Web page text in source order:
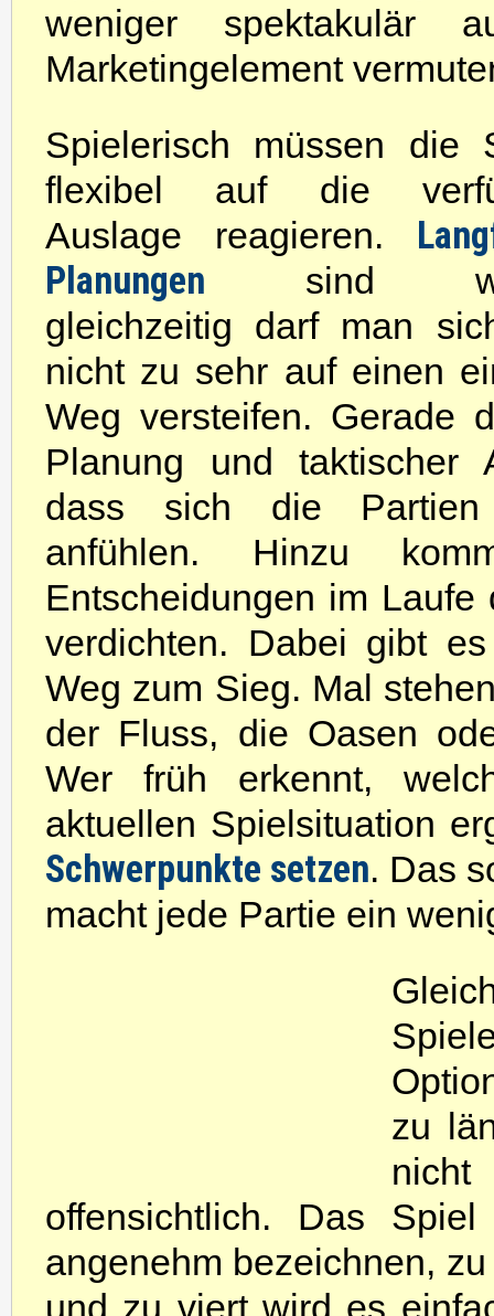
weniger spektakulär
Marketingelement
Spielerisch müssen die
flexibel auf die
Auslage reagieren.
Planungen sind
gleichzeitig darf man
nicht zu sehr auf einen
Weg versteifen. Gerade
Planung und taktischer
dass sich die Partien
anfühlen. Hinzu
Entscheidungen im
verdichten. Dabei gibt
Weg zum Sieg. Mal
der Fluss, die Oasen
Wer früh erkennt,
aktuellen Spielsituation
Schwerpunkte setzen. Das
macht jede Partie ein
zu
offensichtlich. Das
angenehm bezeichnen,
und zu viert wird es